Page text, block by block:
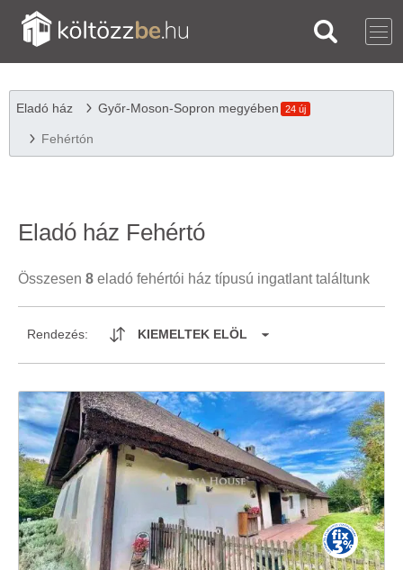
Eladó ház Győr-Moson-Sopron megyében 24 új
Fehértón
Eladó ház Fehértó
Összesen 8 eladó fehértói ház típusú ingatlant találtunk
Rendezés: KIEMELTEK ELÖL